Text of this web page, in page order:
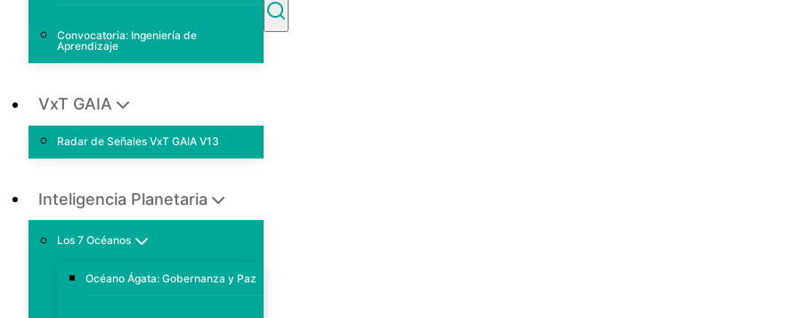
Convocatoria: Ingeniería de
Aprendizaje
VxT GAIA
Radar de Señales VxT GAIA V13
Inteligencia Planetaria
Los 7 Océanos
Océano Ágata: Gobernanza y Paz